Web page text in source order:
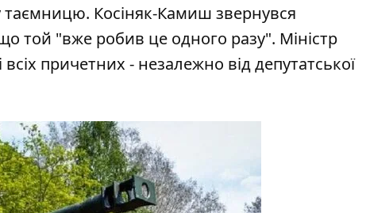
Косіняк-Камиш звернувся
той "вже робив це одного разу". Міністр
причетних - незалежно від депутатської